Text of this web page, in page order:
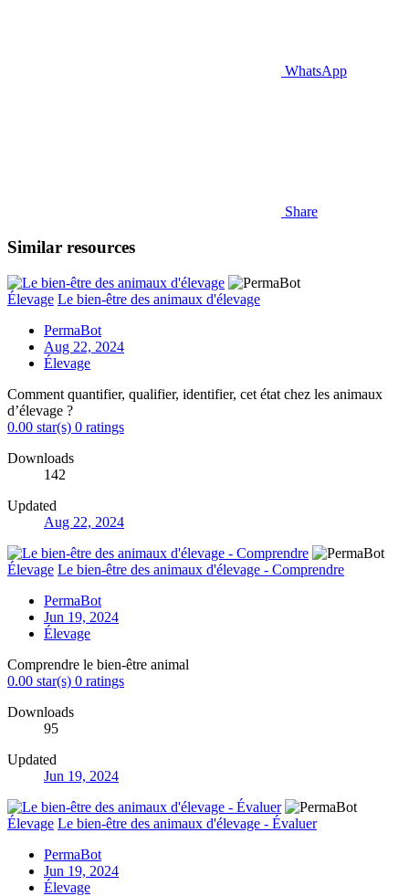
WhatsApp
Share
Similar resources
Élevage Le bien-être des animaux d'élevage
PermaBot
Aug 22, 2024
Élevage
Comment quantifier, qualifier, identifier, cet état chez les animaux
d’élevage ?
0.00 star(s) 0 ratings
Downloads
142
Updated
Aug 22, 2024
Élevage Le bien-être des animaux d'élevage - Comprendre
PermaBot
Jun 19, 2024
Élevage
Comprendre le bien-être animal
0.00 star(s) 0 ratings
Downloads
95
Updated
Jun 19, 2024
Élevage Le bien-être des animaux d'élevage - Évaluer
PermaBot
Jun 19, 2024
Élevage